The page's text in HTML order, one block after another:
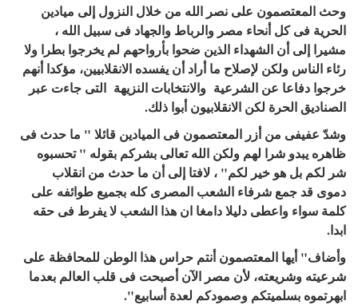
وحث المعتصمون على نصر الله من خلال النزول إلى ميادين
الحرية فى كل أنحاء مصر والرباط والجهاد فى سبيل الله ،
مشيرا إلى أن الشهداء الذين ضحوا بأرواحهم لم يخرجوا بطرا ولا
رئاء الناس ولكن لإصلاح ما أراد أن يفسده الانقلابيين، مؤكدا أنهم
خرجوا دفاعا عن الشرعية والانتخابات النزيهة التى جاءت عبر
الصناديق الحرة لكن الانقلابيون أبوا ذلك.
وشدّ عفيفى من أزر المعتصمون فى الميادين قائلا " ما حدث فى
ظاهره يبدو شرا لهم ولكن الله تعالى بشركم بقوله " تحسبوه
شر لكم بل هو خير لكم" ، لافتا إلى أن ما حدث من انقلاب
دموى قد جمع شرفاء الشعب المصرى كله بجميع طوائفه على
كلمة سواء واعطى دليلا دامغا ان هذا الشعب لا يفرط فى حقه
ابدا.
وأضاف" أيها المعتصمون أنتم حراس هذا الوطن للمحافظة على
شرعيته وشريعته، لأن مصر الآن أصبحت فى قلب العالم بعدما
ابهرتموه بسلميتكم وصمودكم لعدة أسابيع".